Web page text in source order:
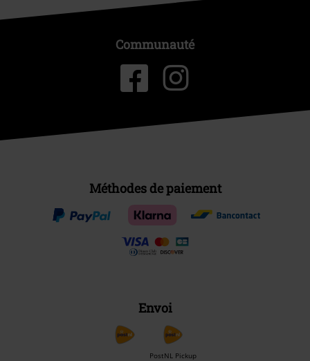
Communauté
Méthodes de paiement
Envoi
PostNL Pickup